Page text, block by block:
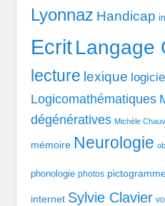
Lyonnaz Handicap
EcritLangage
lecture lexique
Logicomathématiques
dégénératives Michèle
mémoire Neurologie
phonologie photos
internet Sylvie Clavier